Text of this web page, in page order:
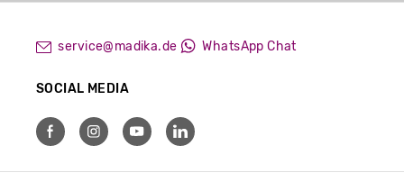
service@madika.de WhatsApp Chat
SOCIAL MEDIA